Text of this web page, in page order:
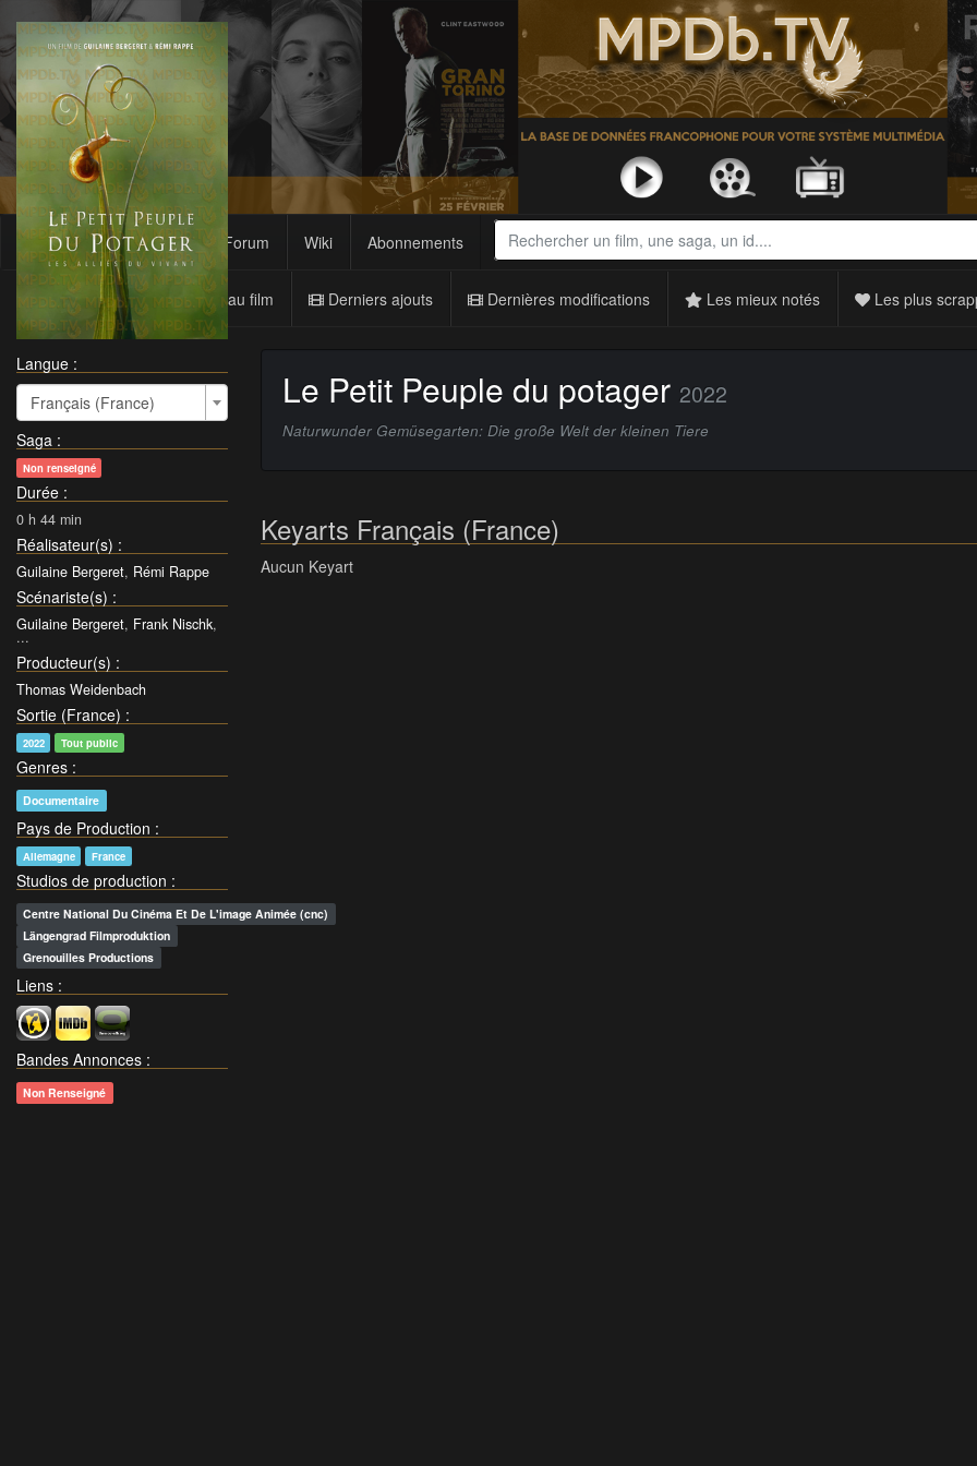
Films Sagas Forum Wiki Abonnements
Nouveau film Derniers ajouts Dernières modifications Les mieux notés Les plus
Langue :
Français (France)
Saga :
Non renseigné
Durée :
0 h 44 min
Réalisateur(s) :
Guilaine Bergeret, Rémi Rappe
Scénariste(s) :
Guilaine Bergeret, Frank Nischk,
...
Producteur(s) :
Thomas Weidenbach
Sortie (France) :
2022 Tout public
Genres :
Documentaire
Pays de Production :
Allemagne France
Studios de production :
Centre National Du Cinéma Et De L'image Animée (cnc)
Längengrad Filmproduktion
Grenouilles Productions
Liens :
Bandes Annonces :
Non Renseigné
Le Petit Peuple du potager 2022
Naturwunder Gemüsegarten: Die große Welt der kleinen Tiere
Keyarts Français (France)
Aucun Keyart